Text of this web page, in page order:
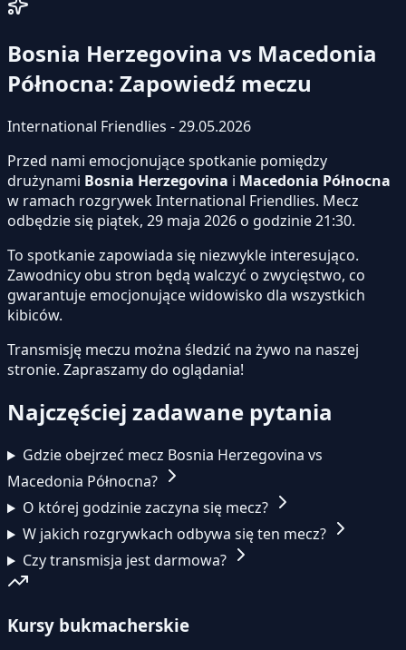
Bosnia Herzegovina vs Macedonia
Północna: Zapowiedź meczu
International Friendlies - 29.05.2026
Przed nami emocjonujące spotkanie pomiędzy
drużynami Bosnia Herzegovina i Macedonia Północna
w ramach rozgrywek International Friendlies. Mecz
odbędzie się piątek, 29 maja 2026 o godzinie 21:30.
To spotkanie zapowiada się niezwykle interesująco.
Zawodnicy obu stron będą walczyć o zwycięstwo, co
gwarantuje emocjonujące widowisko dla wszystkich
kibiców.
Transmisję meczu można śledzić na żywo na naszej
stronie. Zapraszamy do oglądania!
Najczęściej zadawane pytania
Gdzie obejrzeć mecz Bosnia Herzegovina vs
Macedonia Północna?
O której godzinie zaczyna się mecz?
W jakich rozgrywkach odbywa się ten mecz?
Czy transmisja jest darmowa?
Kursy bukmacherskie